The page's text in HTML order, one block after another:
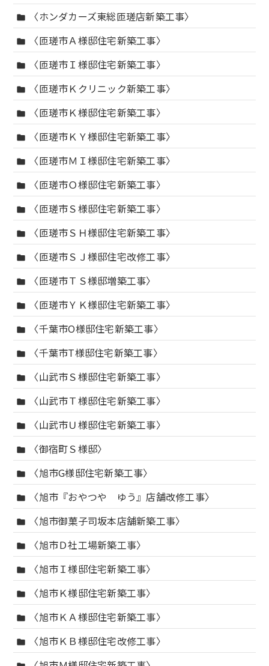
folder 〈ホンダカーズ東総匝瑳店新築工事〉
folder 〈匝瑳市Ａ様邸住宅新築工事〉
folder 〈匝瑳市Ｉ様邸住宅新築工事〉
folder 〈匝瑳市Ｋクリニック新築工事〉
folder 〈匝瑳市Ｋ様邸住宅新築工事〉
folder 〈匝瑳市ＫＹ様邸住宅新築工事〉
folder 〈匝瑳市ＭＩ様邸住宅新築工事〉
folder 〈匝瑳市Ｏ様邸住宅新築工事〉
folder 〈匝瑳市Ｓ様邸住宅新築工事〉
folder 〈匝瑳市ＳＨ様邸住宅新築工事〉
folder 〈匝瑳市ＳＪ様邸住宅改修工事〉
folder 〈匝瑳市ＴＳ様邸増築工事〉
folder 〈匝瑳市ＹＫ様邸住宅新築工事〉
folder 〈千葉市O様邸住宅新築工事〉
folder 〈千葉市T様邸住宅新築工事〉
folder 〈山武市Ｓ様邸住宅新築工事〉
folder 〈山武市Ｔ様邸住宅新築工事〉
folder 〈山武市Ｕ様邸住宅新築工事〉
folder 〈御宿町Ｓ様邸〉
folder 〈旭市G様邸住宅新築工事〉
folder 〈旭市『おやつや ゆう』店舗改修工事〉
folder 〈旭市御菓子司坂本店舗新築工事〉
folder 〈旭市Ｄ社工場新築工事〉
folder 〈旭市Ｉ様邸住宅新築工事〉
folder 〈旭市Ｋ様邸住宅新築工事〉
folder 〈旭市ＫＡ様邸住宅新築工事〉
folder 〈旭市ＫＢ様邸住宅改修工事〉